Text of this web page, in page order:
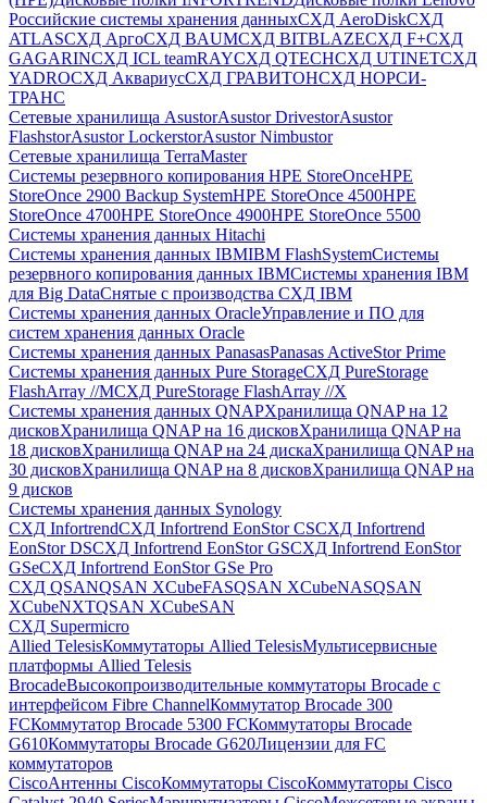
Российские системы хранения данныхСХД AeroDiskСХД
ATLASСХД AргоСХД BAUMСХД BITBLAZEСХД F+СХД
GAGARINСХД ICL teamRAYСХД QTECHСХД UTINETСХД
YADROСХД АквариусСХД ГРАВИТОНСХД НОРСИ-
ТРАНС
Сетевые хранилища AsustorAsustor DrivestorAsustor
FlashstorAsustor LockerstorAsustor Nimbustor
Сетевые хранилища TerraMaster
Системы резервного копирования HPE StoreOnceHPE
StoreOnce 2900 Backup SystemHPE StoreOnce 4500HPE
StoreOnce 4700HPE StoreOnce 4900HPE StoreOnce 5500
Системы хранения данных Hitachi
Системы хранения данных IBMIBM FlashSystemСистемы
резервного копирования данных IBMСистемы хранения IBM
для Big DataСнятые с производства СХД IBM
Системы хранения данных OracleУправление и ПО для
систем хранения данных Oracle
Системы хранения данных PanasasPanasas ActiveStor Prime
Системы хранения данных Pure StorageСХД PureStorage
FlashArray //MСХД PureStorage FlashArray //X
Системы хранения данных QNAPХранилища QNAP на 12
дисковХранилища QNAP на 16 дисковХранилища QNAP на
18 дисковХранилища QNAP на 24 дискаХранилища QNAP на
30 дисковХранилища QNAP на 8 дисковХранилища QNAP на
9 дисков
Системы хранения данных Synology
СХД InfortrendСХД Infortrend EonStor CSСХД Infortrend
EonStor DSСХД Infortrend EonStor GSСХД Infortrend EonStor
GSeСХД Infortrend EonStor GSe Pro
СХД QSANQSAN XCubeFASQSAN XCubeNASQSAN
XCubeNXTQSAN XCubeSAN
СХД Supermicro
Allied TelesisКоммутаторы Allied TelesisМультисервисные
платформы Allied Telesis
BrocadeВысокопроизводительные коммутаторы Brocade с
интерфейсом Fibre ChannelКоммутатор Brocade 300
FCКоммутатор Brocade 5300 FCКоммутаторы Brocade
G610Коммутаторы Brocade G620Лицензии для FC
коммутаторов
CiscoАнтенны CiscoКоммутаторы CiscoКоммутаторы Cisco